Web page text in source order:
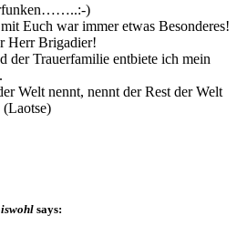
)
Euch war immer etwas Besonderes!
Herr Brigadier!
der Trauerfamilie entbiete ich mein
Welt nennt, nennt der Rest der Welt
says: